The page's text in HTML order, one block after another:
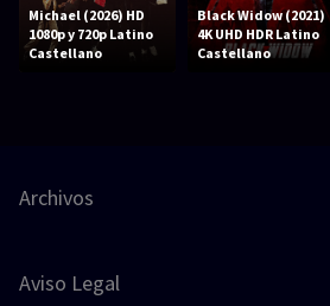
Michael (2026) HD
1080p y 720p Latino
Castellano
Black Widow (2021)
4K UHD HDR Latino
Castellano
Archivos
Aviso Legal